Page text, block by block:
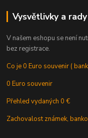
Vysvětlivky a rady
V našem eshopu se není
bez registrace.
Co je 0 Euro souvenir (
0 Euro souvenir
Přehled vydaných 0 €
Zachovalost známek,